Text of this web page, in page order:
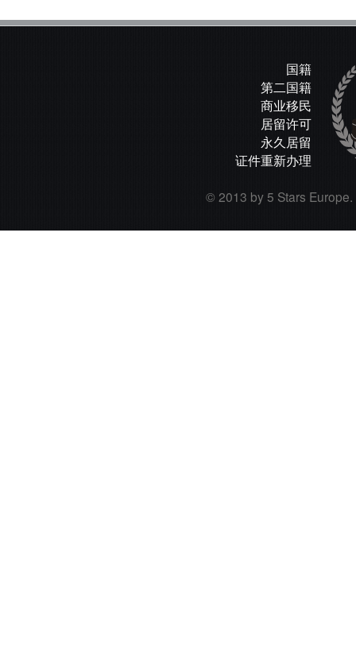
国籍
第二国籍
商业移民
居留许可
永久居留
证件重新办理
© 2013 by 5 Stars